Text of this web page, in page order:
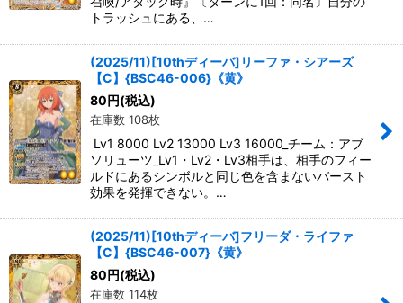
トラッシュにある、…
(2025/11)[10thディーバ]リーファ・シアーズ
【C】{BSC46-006}《黄》
80円(税込)
在庫数 108枚
Lv1 8000 Lv2 13000 Lv3 16000_チーム：アブ
ソリューツ_Lv1・Lv2・Lv3相手は、相手のフィー
ルドにあるシンボルと同じ色を含まないバースト
効果を発揮できない。…
(2025/11)[10thディーバ]フリーダ・ライファ
【C】{BSC46-007}《黄》
80円(税込)
在庫数 114枚